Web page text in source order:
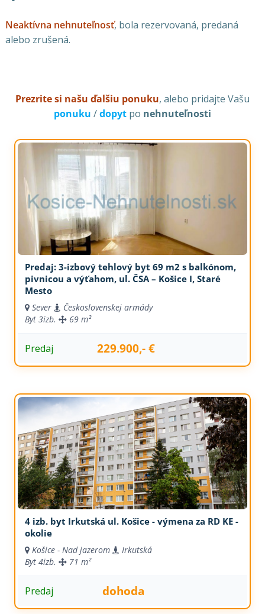
Neaktívna nehnuteľnosť, bola rezervovaná, predaná
alebo zrušená.
Prezrite si našu ďalšiu ponuku, alebo pridajte Vašu
ponuku /dopyt po nehnuteľnosti
Predaj: 3-izbový tehlový byt 69 m2 s balkónom,
pivnicou a výťahom, ul. ČSA – Košice I, Staré
Mesto
Sever
Československej armády
Byt 3izb. 69 m²
Predaj 229.900,- €
4 izb. byt Irkutská ul. Košice - výmena za RD KE -
okolie
Košice - Nad jazerom
Irkutská
Byt 4izb. 71 m²
Predaj dohoda